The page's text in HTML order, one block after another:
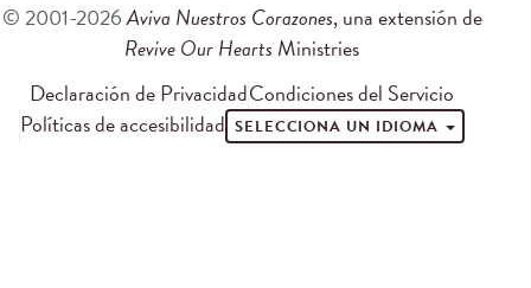
© 2001-2026Aviva Nuestros Corazones, una extensión de
Revive Our Hearts Ministries
Declaración de PrivacidadCondiciones del Servicio
Políticas de accesibilidad SELECCIONA UN IDIOMA